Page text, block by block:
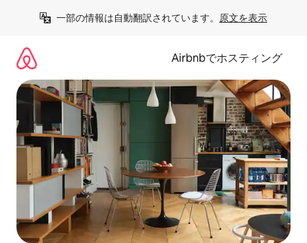
一部の情報は自動翻訳されています。 原文を表示
Airbnbでホスティング